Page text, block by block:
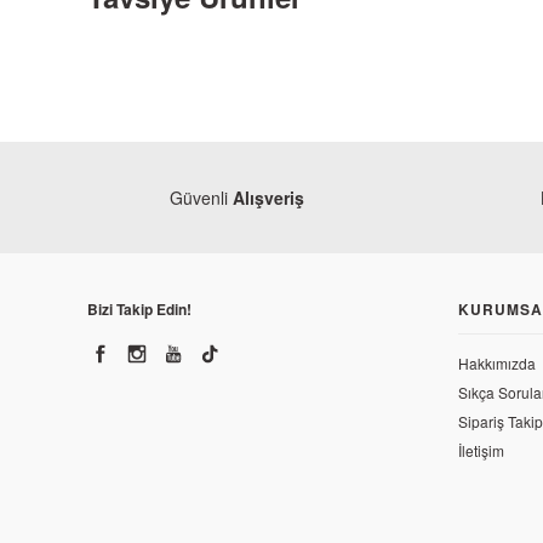
Güvenli Alışveriş
Bizi Takip Edin!
Hakkımızda
Sıkça
Sipariş Takip
İletişim